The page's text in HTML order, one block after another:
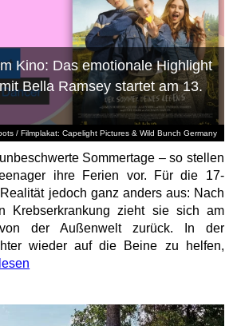
/ Filmplakat: Capelight Pictures & Wild Bunch Germany
Kino: Das emotionale Highlight
Bella Ramsey startet am 13.
Sommertage – so stellen
ihre Ferien vor. Für die 17-
jedoch ganz anders aus: Nach
Krebserkrankung zieht sie sich am
von der Außenwelt zurück. In der
wieder auf die Beine zu helfen,